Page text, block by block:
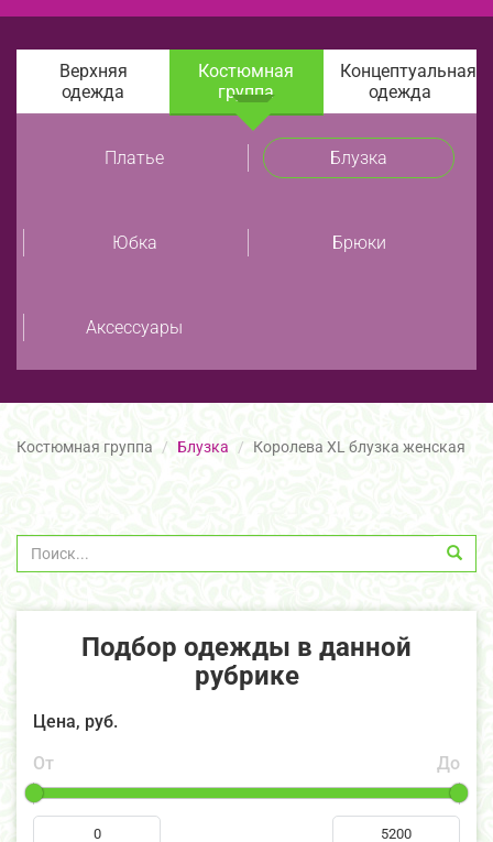
Верхняя
одежда
Костюмная
группа
Концептуальная
одежда
Платье Блузка
Юбка Брюки
Аксессуары
Костюмная группа Блузка Королева XL блузка женская
Подбор одежды в данной
рубрике
Цена, руб.
От
До